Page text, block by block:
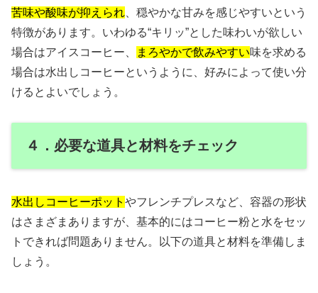
苦味や酸味が抑えられ 、穏やかな甘みを感じやすいという
特徴があります。いわゆる“キリッ”とした味わいが欲しい
場合はアイスコーヒー、
まろやかで飲みやすい味を求める
場合は水出しコーヒーというように、好みによって使い分
けるとよいでしょう。
４．必要な道具と材料をチェック
水出しコーヒーポット やフレンチプレスなど、容器の形状
はさまざまありますが、基本的にはコーヒー粉と水をセッ
トできれば問題ありません。以下の道具と材料を準備しま
しょう。